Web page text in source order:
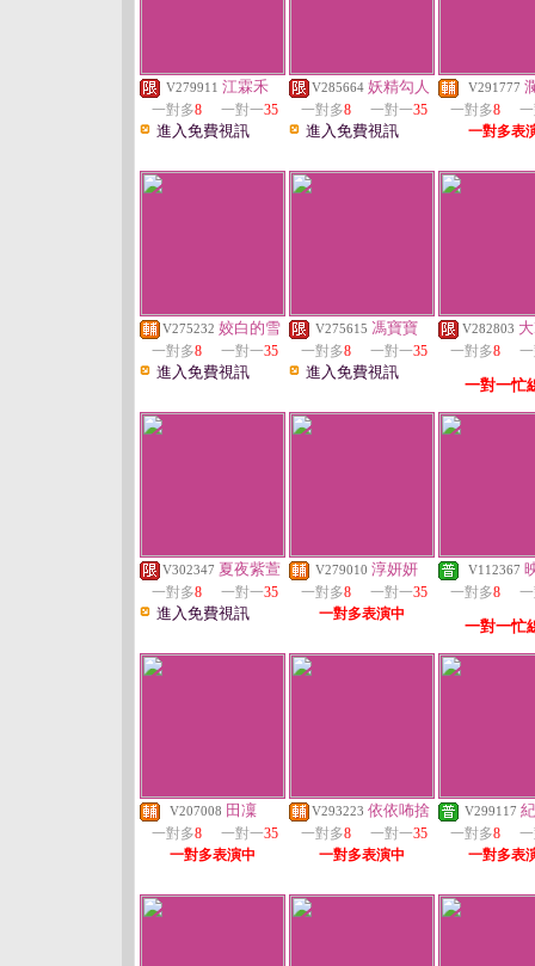
V279911 江霖禾
一對多8 一對一35
進入免費視訊
V285664 妖精勾人
一對多8 一對一35
進入免費視訊
V291777
一對多8
一對多表
V275232 姣白的雪
一對多8 一對一35
進入免費視訊
V275615 馮寶寶
一對多8 一對一35
進入免費視訊
V282803
一對多8
一對一忙
V302347 夏夜紫萱
一對多8 一對一35
進入免費視訊
V279010 淳妍妍
一對多8 一對一35
一對多表演中
V112367
一對多8
一對一忙
V207008 田凜
一對多8 一對一35
一對多表演中
V293223 依依咘捨
一對多8 一對一35
一對多表演中
V299117
一對多8
一對多表